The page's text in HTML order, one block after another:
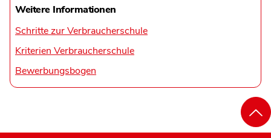
Weitere Informationen
Schritte zur Verbraucherschule
Kriterien Verbraucherschule
Bewerbungsbogen